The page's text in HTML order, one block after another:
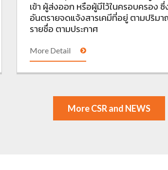
เข้า ผู้ส่งออก หรือผู้มีไว้ในครอบครอง
อันตรายจดแจ้งสารเคมีที่อยู่ ตามปริม
รายชื่อ ตามประกาศ
More Detail
More CSR and NEWS